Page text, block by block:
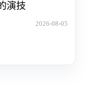
演技
2026-08-05